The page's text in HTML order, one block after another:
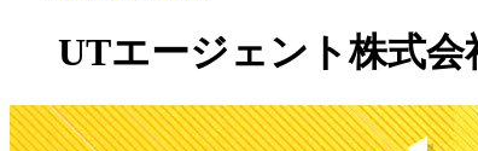
UTエージェント株式会